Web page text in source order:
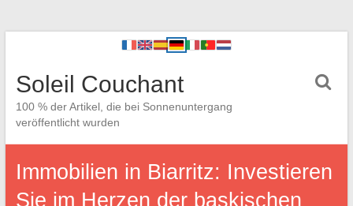
Soleil Couchant
100 % der Artikel, die bei Sonnenuntergang
veröffentlicht wurden
Immobilien in Biarritz: Investieren
Sie im Herzen der baskischen